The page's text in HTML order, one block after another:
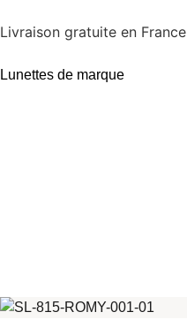
Livraison gratuite en France
Lunettes de marque